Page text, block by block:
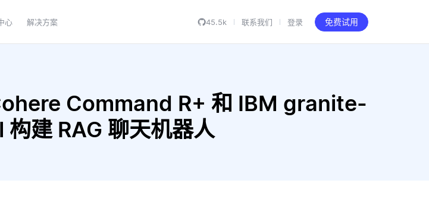
心 解决方案 45.5k 联系我们 登录 免费试用
Command R+ 和 IBM granite-
建 RAG 聊天机器人